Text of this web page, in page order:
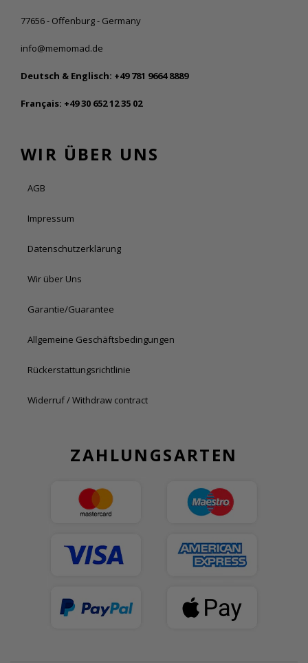
77656 - Offenburg - Germany
info@memomad.de
Deutsch & Englisch: +49 781 9664 8889
Français: +49 30 652 12 35 02
WIR ÜBER UNS
AGB
Impressum
Datenschutzerklärung
Wir über Uns
Garantie/Guarantee
Allgemeine Geschäftsbedingungen
Rückerstattungsrichtlinie
Widerruf / Withdraw contract
ZAHLUNGSARTEN